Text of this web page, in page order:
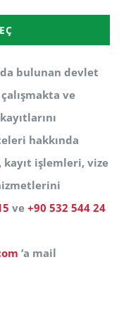
bulunan devlet
ve
hakkında
işlemleri, vize
ve +90 532 544 24
‘a mail